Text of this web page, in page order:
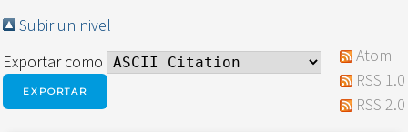
Subir un nivel
Exportar como
Atom
RSS 1.0
RSS 2.0